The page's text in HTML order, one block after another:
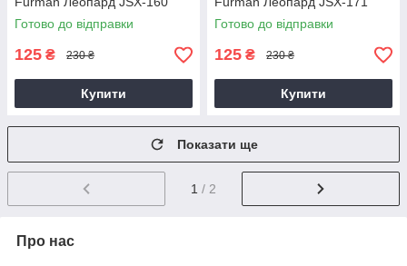
Готово до відправки
125 ₴ 230 ₴
Купити
Готово до відправки
125 ₴ 230 ₴
Купити
Показати ще
1 / 2
Про нас